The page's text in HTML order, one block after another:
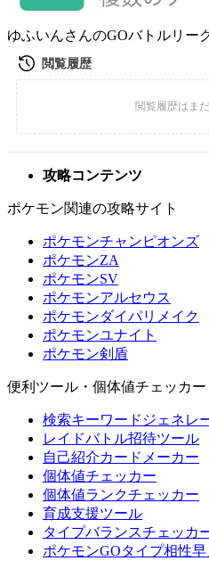
ゆふいんさんのGOバトルリー
攻略コンテンツ
ポケモン関連の攻略サイト
ポケモンチャンピオンズ
ポケモンZA
ポケモンSV
ポケモンアルセウス
ポケモンダイパリメイク
ポケモンユナイト
ポケモン剣盾
便利ツール・個体値チェッカー
検索キーワードジェネレ
レイドバトル招待ツール
自己紹介カードメーカー
個体値チェッカー
個体値ランクチェッカー
育成支援ツール
タイプバランスチェッカ
ポケモンGOタイプ相性早